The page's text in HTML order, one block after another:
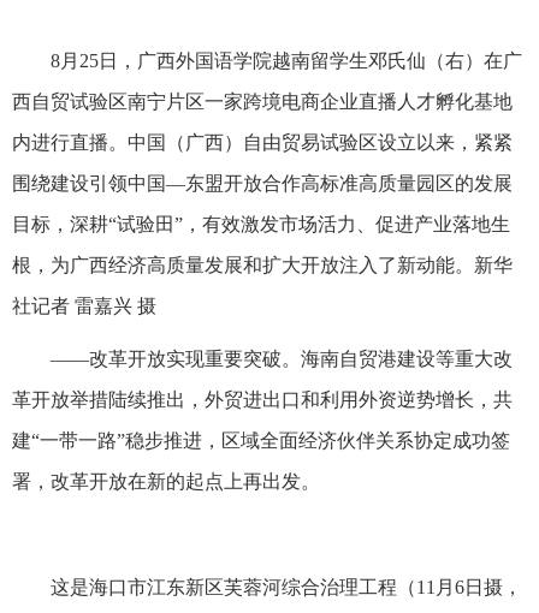
8月25日，广西外国语学院越南留学生邓氏仙（右）在广
西自贸试验区南宁片区一家跨境电商企业直播人才孵化基地
内进行直播。中国（广西）自由贸易试验区设立以来，紧紧
围绕建设引领中国—东盟开放合作高标准高质量园区的发展
目标，深耕“试验田”，有效激发市场活力、促进产业落地生
根，为广西经济高质量发展和扩大开放注入了新动能。新华
社记者 雷嘉兴 摄
——改革开放实现重要突破。海南自贸港建设等重大改
革开放举措陆续推出，外贸进出口和利用外资逆势增长，共
建“一带一路”稳步推进，区域全面经济伙伴关系协定成功签
署，改革开放在新的起点上再出发。
这是海口市江东新区芙蓉河综合治理工程（11月6日摄，